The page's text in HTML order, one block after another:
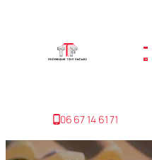
06 67 14 61 71